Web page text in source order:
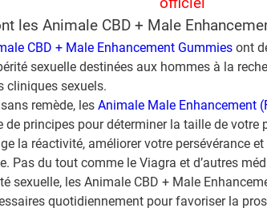
les Animale CBD + Male
CBD + Male Enhancement Gummies ont
sexuelle destinées aux hommes à la
cliniques sexuels.
remède, les Animale Male Enhancement
de principes pour déterminer la taille de votre
la réactivité, améliorer votre persévérance
Pas du tout comme le Viagra et d’autres
sexuelle, les Animale CBD + Male
quotidiennement pour favoriser la